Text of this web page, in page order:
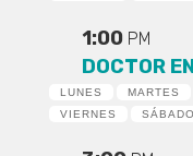
1:00 PM
DOCTOR
LUNES MARTES
VIERNES
SÁBADO